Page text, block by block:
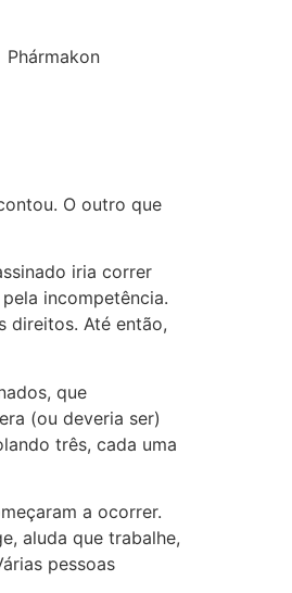
Phármakon
O outro que
iria correr
incompetência.
direitos. Até então,
que
(ou deveria ser)
três, cada uma
a ocorrer.
aluda que trabalhe,
pessoas